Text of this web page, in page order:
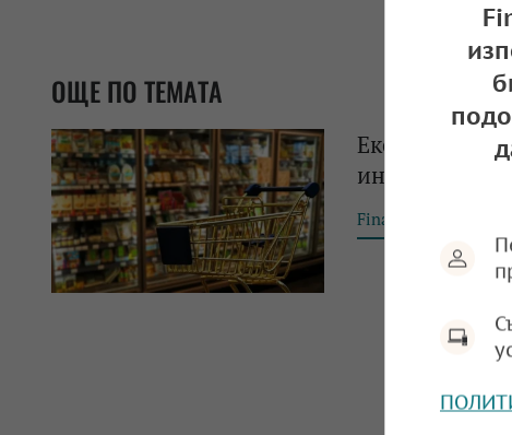
ОЩЕ ПО ТЕМАТА
Експерт:
инфлацията
Financial Tribune